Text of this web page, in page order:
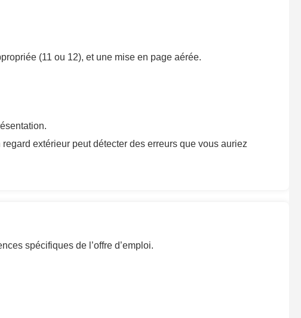
(11 ou 12), et une mise en page aérée.
extérieur peut détecter des erreurs que vous auriez
spécifiques de l’offre d’emploi.